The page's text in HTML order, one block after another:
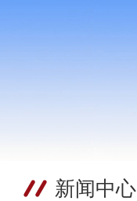
新闻中心